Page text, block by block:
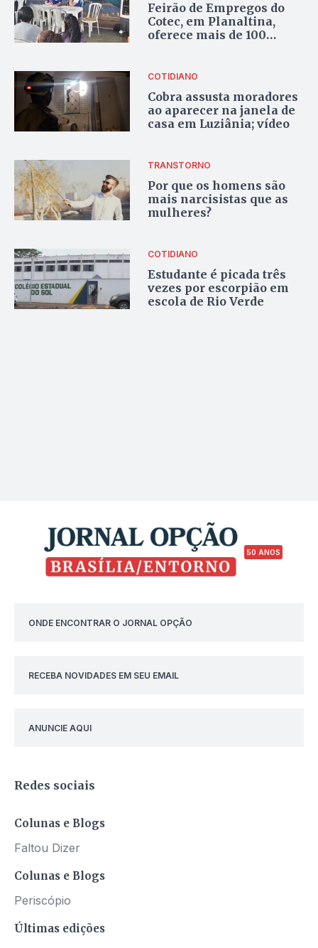
Feirão de Empregos do
Cotec, em Planaltina,
oferece mais de 100
COTIDIANO
Cobra assusta moradores
ao aparecer na janela de
casa em Luziânia; vídeo
TRANSTORNO
Por que os homens são
mais narcisistas que as
mulheres?
COTIDIANO
Estudante é picada três
vezes por escorpião em
escola de Rio Verde
50 ANOS
ONDE ENCONTRAR O JORNAL OPÇÃO
RECEBA NOVIDADES EM SEU EMAIL
ANUNCIE AQUI
Redes sociais
Colunas e Blogs
Faltou Dizer
Colunas e Blogs
Periscópio
Últimas edições